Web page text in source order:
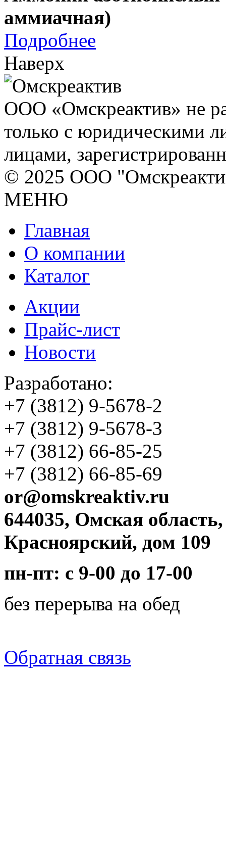
аммиачная)
Подробнее
Наверх
ООО «Омскреактив» не
только с юридическими
лицами,
© 2025 ООО
МЕНЮ
Главная
О компании
Каталог
Акции
Прайс-лист
Новости
Разработано:
+7 (3812) 9-5678-2
+7 (3812) 9-5678-3
+7 (3812) 66-85-25
+7 (3812) 66-85-69
or@omskreaktiv.ru
644035, Омская
Красноярский, дом 109
пн-пт: с 9-00 до 17-00
без перерыва на обед
Обратная связь